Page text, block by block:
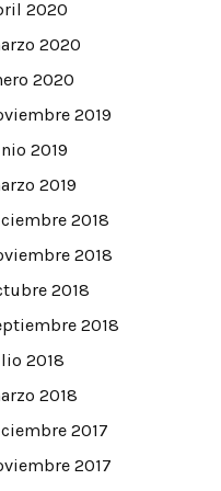
2020
2020
2020
2019
2019
2019
2018
2018
2018
2018
2018
2018
2017
2017